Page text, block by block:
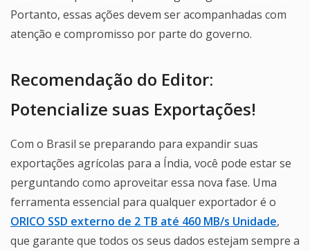
Portanto, essas ações devem ser acompanhadas com
atenção e compromisso por parte do governo.
Recomendação do Editor:
Potencialize suas Exportações!
Com o Brasil se preparando para expandir suas
exportações agrícolas para a Índia, você pode estar se
perguntando como aproveitar essa nova fase. Uma
ferramenta essencial para qualquer exportador é o
ORICO SSD externo de 2 TB até 460 MB/s Unidade,
que garante que todos os seus dados estejam sempre a